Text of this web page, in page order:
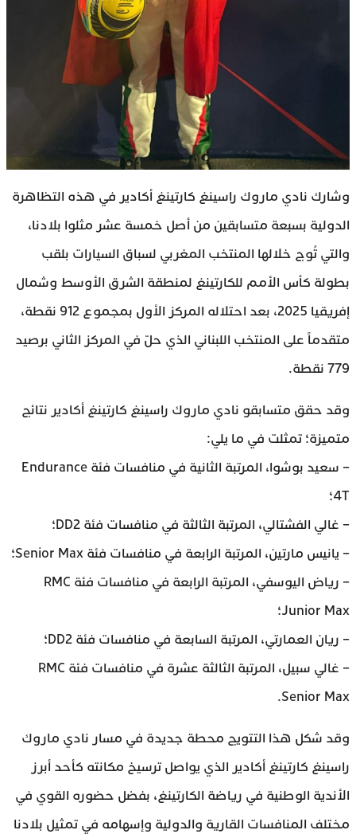
وشارك نادي ماروك راسينغ كارتينغ أكادير في هذه التظاهرة
الدولية بسبعة متسابقين من أصل خمسة عشر مثلوا بلادنا،
والتي تُوج خلالها المنتخب المغربي لسباق السيارات بلقب
بطولة كأس الأمم للكارتينغ لمنطقة الشرق الأوسط وشمال
إفريقيا 2025، بعد احتلاله المركز الأول بمجموع 912 نقطة،
متقدماً على المنتخب اللبناني الذي حلّ في المركز الثاني برصيد
779 نقطة.
وقد حقق متسابقو نادي ماروك راسينغ كارتينغ أكادير نتائج
متميزة؛ تمثلت في ما يلي:
– سعيد بوشوا، المرتبة الثانية في منافسات فئة Endurance
4T؛
– غالي الفشتالي، المرتبة الثالثة في منافسات فئة DD2؛
– يانيس مارتين، المرتبة الرابعة في منافسات فئة Senior Max؛
– رياض اليوسفي، المرتبة الرابعة في منافسات فئة RMC
Junior Max؛
– ريان العمارتي، المرتبة السابعة في منافسات فئة DD2؛
– غالي سبيل، المرتبة الثالثة عشرة في منافسات فئة RMC
Senior Max.
وقد شكل هذا التتويج محطة جديدة في مسار نادي ماروك
راسينغ كارتينغ أكادير الذي يواصل ترسيخ مكانته كأحد أبرز
الأندية الوطنية في رياضة الكارتينغ، بفضل حضوره القوي في
مختلف المنافسات القارية والدولية وإسهامه في تمثيل بلادنا